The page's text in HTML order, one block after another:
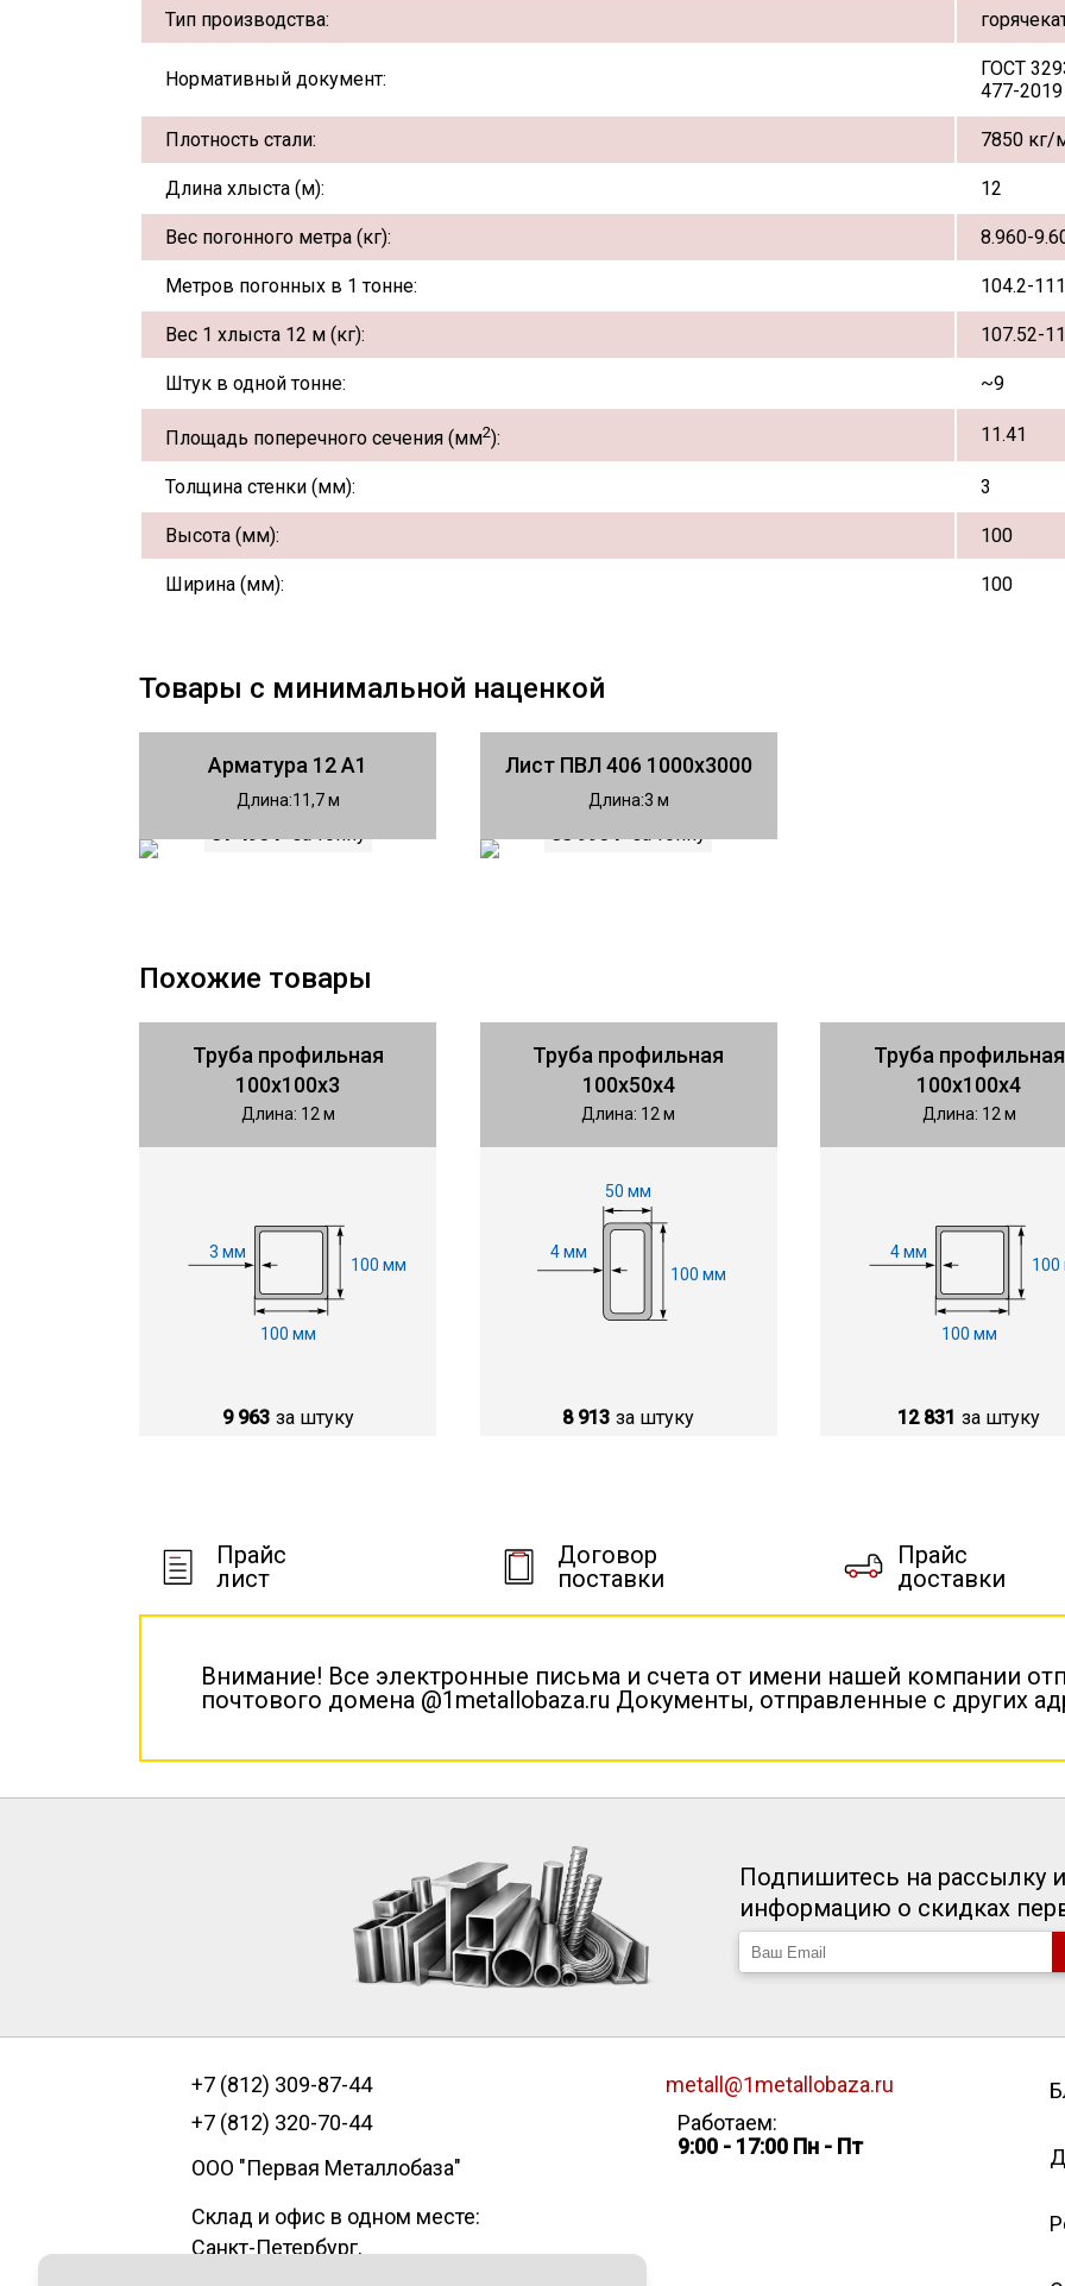
Тип производства:
Нормативный документ:
ГОСТ
477-2019
Плотность стали: 7850 кг/
Длина хлыста (м): 12
Вес погонного метра (кг): 8.960-
Метров погонных в 1 тонне: 104.2-
Вес 1 хлыста 12 м (кг): 107.52-
Штук в одной тонне: ~9
Площадь поперечного сечения (мм2): 11.41
Толщина стенки (мм): 3
Высота (мм): 100
Ширина (мм): 100
Товары с минимальной наценкой
Арматура 12 А1
Длина 11,7
81 490 ₽ за тонну
Лист ПВЛ 406 1000х3000
Длина 3
88 990 ₽ за тонну
Похожие товары
Труба профильная
100х100х3
Длина: 12 м
3 мм
100 мм
100 мм
9 963 за штуку
Труба профильная
100х50х4
Длина: 12 м
4 мм
100 мм
50 мм
8 913 за штуку
Труба профильная
100х100х4
Длина: 12 м
4 мм
100 мм
12 831 за штуку
Прайс
лист
Договор
поставки
Прайс
доставки
Внимание! Все электронные письма и счета от имени нашей компании
почтового домена @1metallobaza.ru Документы, отправленные с других
Подпишитесь на рассылку
информацию о скидках
+7 (812) 309-87-44
+7 (812) 320-70-44
ООО "Первая Металлобаза"
Склад и офис в одном месте:
Санкт-Петербург,
metall@1metallobaza.ru
Работаем:
9:00 - 17:00 Пн - Пт